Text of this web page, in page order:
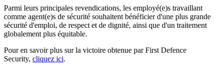
Parmi leurs principales revendications, les employé(e)s travaillant
comme agent(e)s de sécurité souhaitent bénéficier d'une plus grande
sécurité d'emploi, de respect et de dignité, ainsi que d'un traitement
globalement plus équitable.
Pour en savoir plus sur la victoire obtenue par First Defence
Security, cliquez ici.